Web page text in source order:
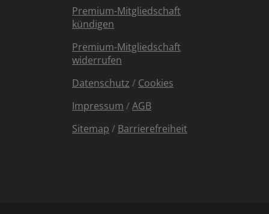
Premium-Mitgliedschaft
kündigen
Premium-Mitgliedschaft
widerrufen
Datenschutz / Cookies
Impressum /AGB
Sitemap / Barrierefreiheit